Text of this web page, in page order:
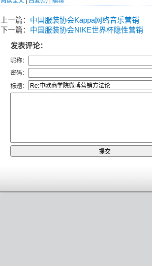
上一篇： 中国服装协会Kappa网络音乐营销
下一篇： 中国服装协会NIKE世界杯隐性营销
发表评论：
昵称：
密码：
标题：